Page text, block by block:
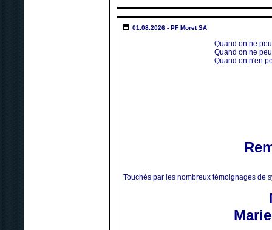
01.08.2026 - PF Moret SA
Quand on ne peut plus agir,
Quand on ne peut plus prier,
Quand on n'en peut plus de
Touchés par les nombreux témoignages de